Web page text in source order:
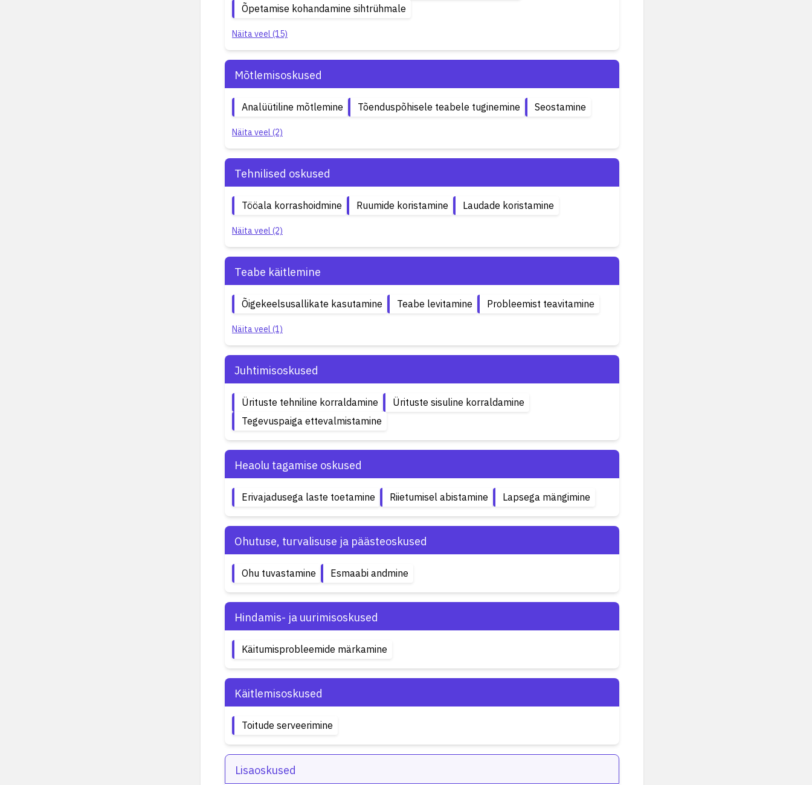
Õpetamise kohandamine sihtrühmale
Näita veel (15)
Mõtlemisoskused
Analüütiline mõtlemine Tõenduspõhisele teabele tuginemine Seostamine
Näita veel (2)
Tehnilised oskused
Tööala korrashoidmine Ruumide koristamine Laudade koristamine
Näita veel (2)
Teabe käitlemine
Õigekeelsusallikate kasutamine Teabe levitamine Probleemist teavitamine
Näita veel (1)
Juhtimisoskused
Ürituste tehniline korraldamine
Ürituste sisuline korraldamine
Tegevuspaiga ettevalmistamine
Heaolu tagamise oskused
Erivajadusega laste toetamine Riietumisel abistamine Lapsega mängimine
Ohutuse, turvalisuse ja päästeoskused
Ohu tuvastamine Esmaabi andmine
Hindamis- ja uurimisoskused
Käitumisprobleemide märkamine
Käitlemisoskused
Toitude serveerimine
Lisaoskused